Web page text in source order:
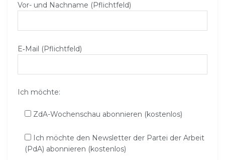
Vor- und Nachname (Pflichtfeld)
E‑Mail (Pflichtfeld)
Ich möchte:
ZdA-Wochenschau abonnieren (kostenlos)
Ich möchte den Newsletter der Partei der Arbeit
(PdA) abonnieren (kostenlos)